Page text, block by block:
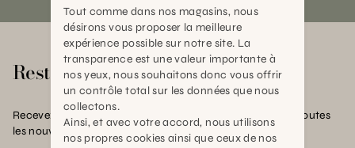
Rester en contact
Recevez nos offres exclusives, nos conseils pratiques et toutes
les nouvelles Schilliger
Tout comme dans nos magasins, nous
désirons vous proposer la meilleure
expérience possible sur notre site. La
transparence est une valeur importante à
nos yeux, nous souhaitons donc vous offrir
un contrôle total sur les données que nous
collectons.
Ainsi, et avec votre accord, nous utilisons
nos propres cookies ainsi que ceux de nos